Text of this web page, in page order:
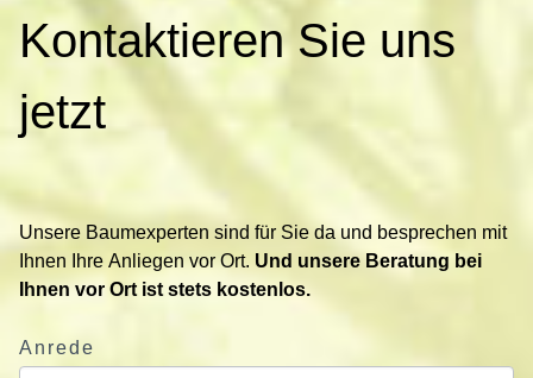
o
n
t
e
r
e
S
Kontaktieren Sie uns
jetzt
Unsere Baumexperten sind für Sie da und besprechen mit
Ihnen Ihre Anliegen vor Ort. Und unsere Beratung bei
Ihnen vor Ort ist stets kostenlos.
Anrede